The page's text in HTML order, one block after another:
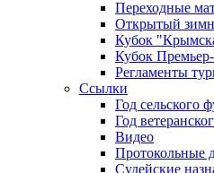
Переходные
Открытый
Кубок
Кубок
Регламенты
Ссылки
Год сельского
Год
Видео
Протокольные
Судейские